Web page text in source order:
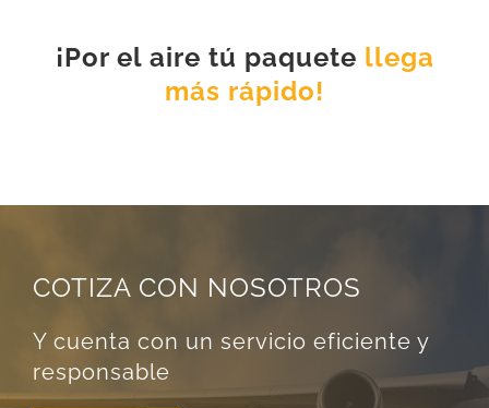
¡Por el aire tú paquete llega
más rápido!
COTIZA CON NOSOTROS
Y cuenta con un servicio eficiente y
responsable